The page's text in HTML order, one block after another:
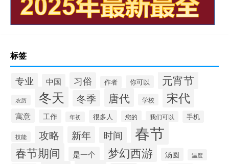
标签
专业 中国 习俗 作者 你可以 元宵节
农历 冬天 冬季 唐代 学校 宋代
寓意 工作 年初 很多人 您的 我们可以 手机
技能 攻略 新年 时间 春节
春节期间 是一个 梦幻西游 汤圆 温度